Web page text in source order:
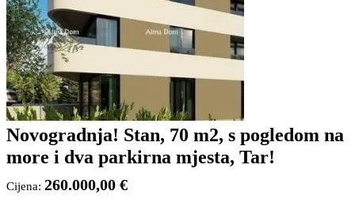
Novogradnja! Stan, 70 m2, s pogledom na
more i dva parkirna mjesta, Tar!
Cijena: 260.000,00 €